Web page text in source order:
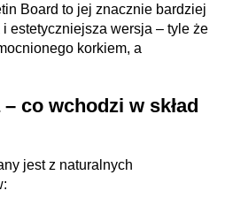
Board to jej znacznie bardziej
estetyczniejsza wersja – tyle że
korkiem, a
co wchodzi w skład
jest z naturalnych